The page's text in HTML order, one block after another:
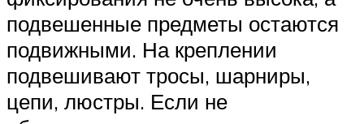
подвешенные предметы остаются
подвижными. На креплении
подвешивают тросы, шарниры,
цепи, люстры. Если не